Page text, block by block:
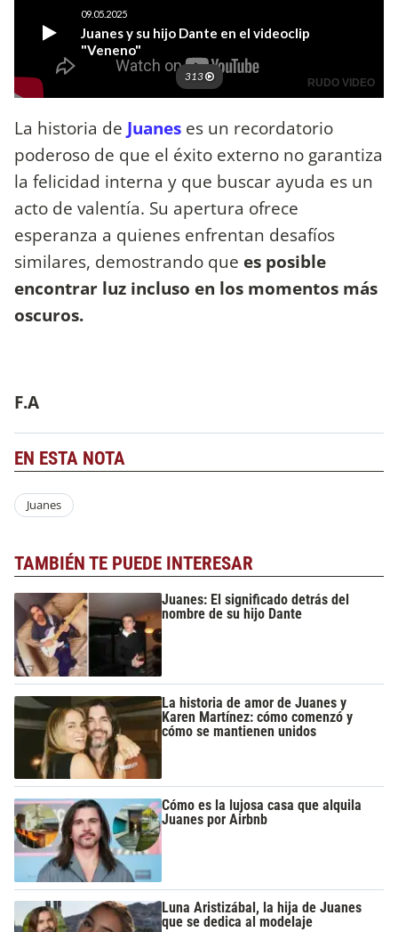
La historia de Juanes es un recordatorio
poderoso de que el éxito externo no garantiza
la felicidad interna y que buscar ayuda es un
acto de valentía. Su apertura ofrece
esperanza a quienes enfrentan desafíos
similares, demostrando que es posible
encontrar luz incluso en los momentos más
oscuros.
F.A
EN ESTA NOTA
Juanes
TAMBIÉN TE PUEDE INTERESAR
Juanes: El significado detrás del
nombre de su hijo Dante
La historia de amor de Juanes y
Karen Martínez: cómo comenzó y
cómo se mantienen unidos
Cómo es la lujosa casa que alquila
Juanes por Airbnb
Luna Aristizábal, la hija de Juanes
que se dedica al modelaje